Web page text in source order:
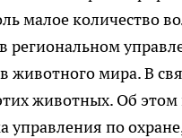
малое количество
региональном
животного мира. В
животных. Об
управления по